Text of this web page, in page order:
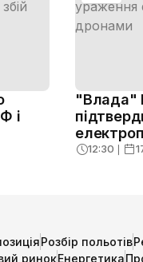
і
"Влада"
дронами
12:30 ❘
Розбір польотів
ринокЕнергетика